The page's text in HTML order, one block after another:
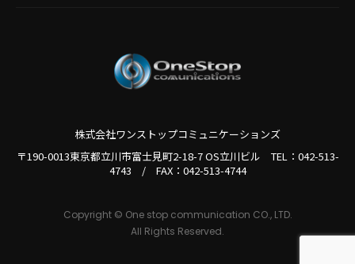
株式会社ワンストップコミュニケーションズ
〒190-0013東京都立川市富士見町2-18-7 OS立川ビル TEL： 042-513-
4743 / FAX：042-513-4744
Copyright © One stop communication CO., LTD.
All Rights Reserved.